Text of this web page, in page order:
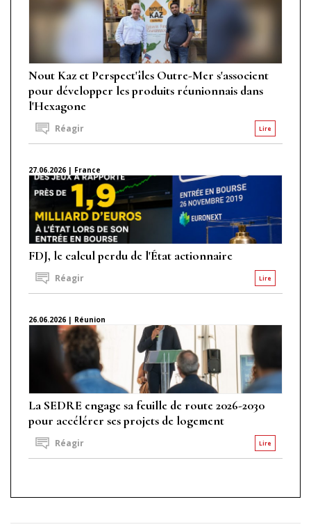
Nout Kaz et Perspect'îles Outre-Mer s'associent
pour développer les produits réunionnais dans
l'Hexagone
Lire
Réagir
27.06.2026 | France
FDJ, le calcul perdu de l'État actionnaire
Lire
Réagir
26.06.2026 | Réunion
La SEDRE engage sa feuille de route 2026-2030
pour accélérer ses projets de logement
Lire
Réagir